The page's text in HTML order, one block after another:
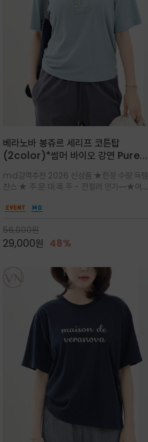
베라노바 봉쥬르 세리프 코튼탑
(2color)*썸머 바이오 강연 Pure
성적인 프랑스어 수식어를 조합
md강력추천 2026 신상품 ★한정 수량 득템
찬스 ★ 주.문.대.폭.주 - 전컬러 인기~~★여름
여유로운 감성/피부에 닿는 순간 기분 좋은 청량
56,000원
29,000원 48%